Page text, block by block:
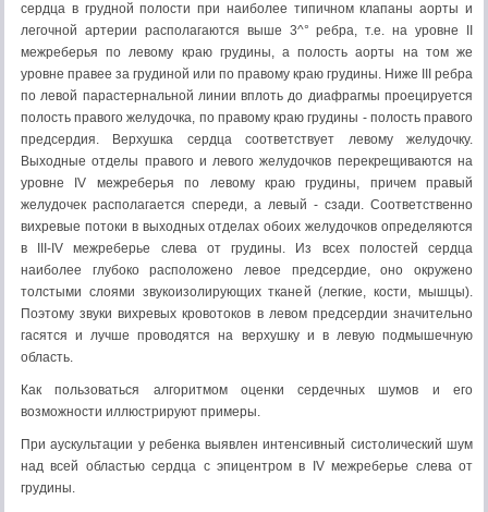
сердца в грудной полости при наиболее типичном клапаны аорты и
легочной артерии располагаются выше 3^° ребра, т.е. на уровне II
межреберья по левому краю грудины, а полость аорты на том же
уровне правее за грудиной или по правому краю грудины. Ниже III ребра
по левой парастернальной линии вплоть до диафрагмы проецируется
полость правого желудочка, по правому краю грудины - полость правого
предсердия. Верхушка сердца соответствует левому желудочку.
Выходные отделы правого и левого желудочков перекрещиваются на
уровне IV межреберья по левому краю грудины, причем правый
желудочек располагается спереди, а левый - сзади. Соответственно
вихревые потоки в выходных отделах обоих желудочков определяются
в III-IV межреберье слева от грудины. Из всех полостей сердца
наиболее глубоко расположено левое предсердие, оно окружено
толстыми слоями звукоизолирующих тканей (легкие, кости, мышцы).
Поэтому звуки вихревых кровотоков в левом предсердии значительно
гасятся и лучше проводятся на верхушку и в левую подмышечную
область.
Как пользоваться алгоритмом оценки сердечных шумов и его
возможности иллюстрируют примеры.
При аускультации у ребенка выявлен интенсивный систолический шум
над всей областью сердца с эпицентром в IV межреберье слева от
грудины.